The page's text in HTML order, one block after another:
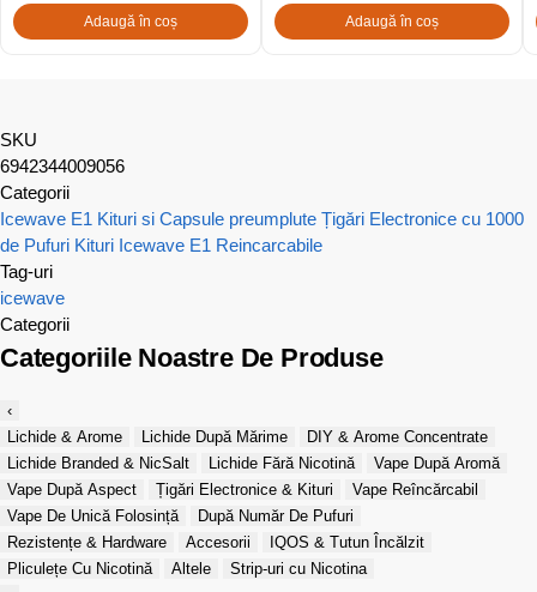
Adaugă în coș Adaugă în coș
SKU
6942344009056
Categorii
Icewave E1 Kituri si Capsule preumplute Țigări Electronice cu 1000
de Pufuri Kituri Icewave E1 Reincarcabile
Tag-uri
icewave
Categorii
Categoriile Noastre De Produse
‹
Lichide & Arome
Lichide După Mărime
DIY & Arome Concentrate
Lichide Branded & NicSalt
Lichide Fără Nicotină
Vape După Aromă
Vape După Aspect
Țigări Electronice & Kituri
Vape Reîncărcabil
Vape De Unică Folosință
După Număr De Pufuri
Rezistențe & Hardware
Accesorii
IQOS & Tutun Încălzit
Pliculețe Cu Nicotină
Altele
Strip-uri cu Nicotina